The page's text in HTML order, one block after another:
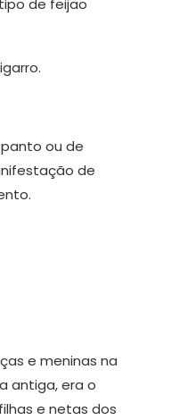
de feijäo
ou de
de
e meninas na
antiga, era o
e netas dos